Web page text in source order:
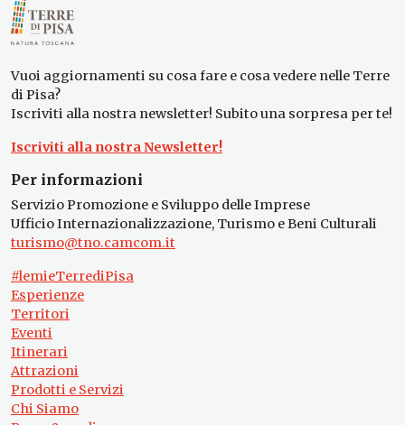
Vuoi aggiornamenti su cosa fare e cosa vedere nelle Terre
di Pisa?
Iscriviti alla nostra newsletter! Subito una sorpresa per te!
Iscriviti alla nostra Newsletter!
Per informazioni
Servizio Promozione e Sviluppo delle Imprese
Ufficio Internazionalizzazione, Turismo e Beni Culturali
turismo@tno.camcom.it
#lemieTerrediPisa
Esperienze
Territori
Eventi
Itinerari
Attrazioni
Prodotti e Servizi
Chi Siamo